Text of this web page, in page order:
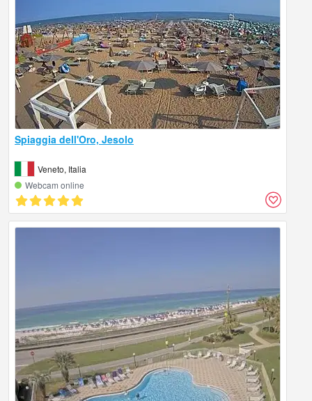
Spiaggia dell'Oro, Jesolo
Veneto, Italia
Webcam online